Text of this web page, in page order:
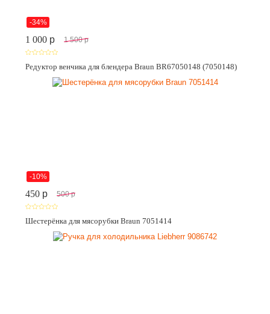
-34%
1 000 p 1 500 p
Редуктор венчика для блендера Braun BR67050148 (7050148)
-10%
450 p 500 p
Шестерёнка для мясорубки Braun 7051414